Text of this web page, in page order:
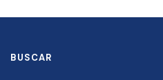
BUSCAR